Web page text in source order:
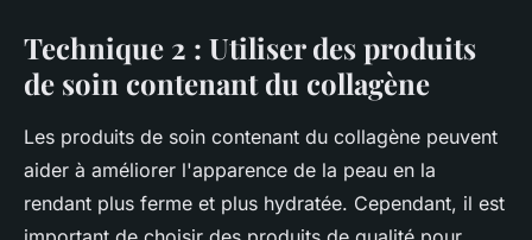
Technique 2 : Utiliser des produits
de soin contenant du collagène
Les produits de soin contenant du collagène peuvent
aider à améliorer l'apparence de la peau en la
rendant plus ferme et plus hydratée. Cependant, il est